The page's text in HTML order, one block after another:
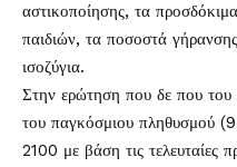
αστικοποίησης, τα
παιδιών, τα ποσοστά
ισοζύγια.
Στην ερώτηση που δε που του
του παγκόσμιου πληθυσμού
2100 με βάση τις τελευταίες